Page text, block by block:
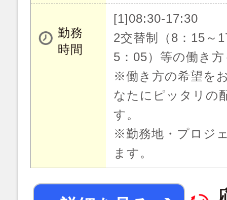
勤務
時間
[1]08:30-17:30
2交替制（8：15～
5：05）等の働き
※働き方の希望を
なたにピッタリの
す。
※勤務地・プロジ
ます。